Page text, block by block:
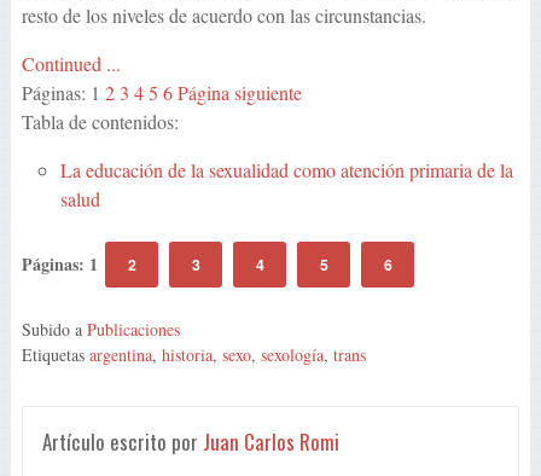
resto de los niveles de acuerdo con las circunstancias.
Continued ...
Páginas: 1 2 3 4 5 6 Página siguiente
Tabla de contenidos:
La educación de la sexualidad como atención primaria de la
salud
Páginas: 1 2 3 4 5 6
Subido a Publicaciones
Etiquetas argentina, historia, sexo, sexología, trans
Artículo escrito por Juan Carlos Romi